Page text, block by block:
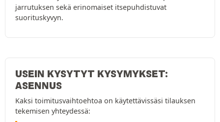
jarrutuksen sekä erinomaiset itsepuhdistuvat
suorituskyvyn.
USEIN KYSYTYT KYSYMYKSET:
ASENNUS
Kaksi toimitusvaihtoehtoa on käytettävissäsi tilauksen
tekemisen yhteydessä: